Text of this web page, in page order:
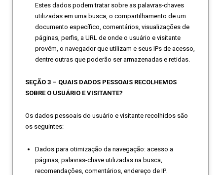
Estes dados podem tratar sobre as palavras-chaves
utilizadas em uma busca, o compartilhamento de um
documento específico, comentários, visualizações de
páginas, perfis, a URL de onde o usuário e visitante
provêm, o navegador que utilizam e seus IPs de acesso,
dentre outras que poderão ser armazenadas e retidas.
SEÇÃO 3 – QUAIS DADOS PESSOAIS RECOLHEMOS
SOBRE O USUÁRIO E VISITANTE?
Os dados pessoais do usuário e visitante recolhidos são
os seguintes:
Dados para otimização da navegação: acesso a
páginas, palavras-chave utilizadas na busca,
recomendações, comentários, endereço de IP.